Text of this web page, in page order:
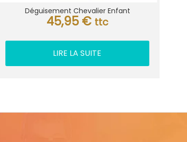
Déguisement Chevalier Enfant
45,95 € ttc
LIRE LA SUITE